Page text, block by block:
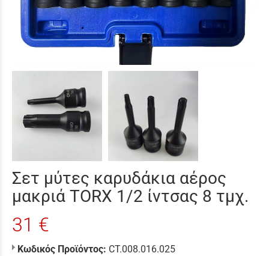
Σετ μύτες καρυδάκια αέρος
μακριά TORX 1/2 ίντσας 8 τμχ.
31 €
Κωδικός Προϊόντος: CT.008.016.025